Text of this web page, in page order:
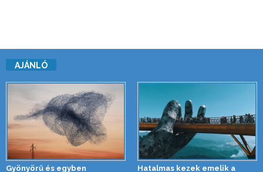
AJÁNLÓ
Gyönyörű és egyben
Hatalmas kezek emelik a